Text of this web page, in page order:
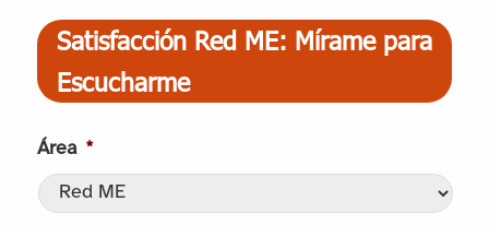
Satisfacción Red ME: Mírame para
Escucharme
Área *